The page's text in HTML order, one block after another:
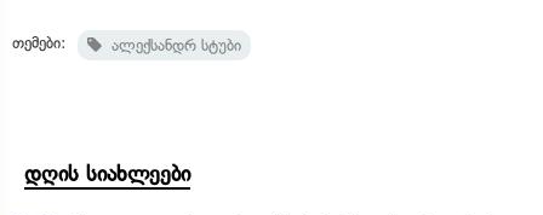
თემები: ალექსანდრ სტუბი
დღის სიახლეები